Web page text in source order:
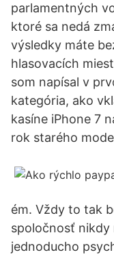
parlamentných
ktoré sa nedá
výsledky máte
hlasovacích
som napísal v
kategória, ako
kasíne iPhone 7
rok starého
ém. Vždy to tak
spoločnosť nikdy
jednoducho